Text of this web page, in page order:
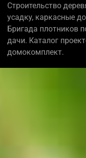
Строительство
усадку, каркасные
Бригада плотников
дачи. Каталог
домокомплект.